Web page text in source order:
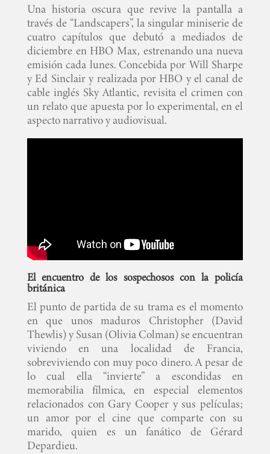
Una historia oscura que revive la pantalla a
través de “Landscapers”, la singular miniserie de
cuatro capítulos que debutó a mediados de
diciembre en HBO Max, estrenando una nueva
emisión cada lunes. Concebida por Will Sharpe
y Ed Sinclair y realizada por HBO y el canal de
cable inglés Sky Atlantic, revisita el crimen con
un relato que apuesta por lo experimental, en el
aspecto narrativo y audiovisual.
El encuentro de los sospechosos con la policía
británica
El punto de partida de su trama es el momento
en que unos maduros Christopher (David
Thewlis) y Susan (Olivia Colman) se encuentran
viviendo en una localidad de Francia,
sobreviviendo con muy poco dinero. A pesar de
lo cual ella “invierte” a escondidas en
memorabilia fílmica, en especial elementos
relacionados con Gary Cooper y sus películas;
un amor por el cine que comparte con su
marido, quien es un fanático de Gérard
Depardieu.